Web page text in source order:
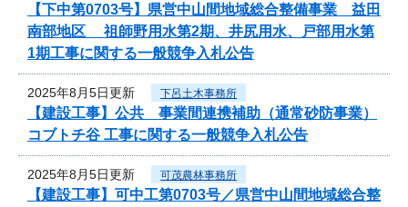
【下中第0703号】県営中山間地域総合整備事業 益田
南部地区 祖師野用水第2期、井尻用水、戸部用水第
1期工事に関する一般競争入札公告
2025年8月5日更新 下呂土木事務所
【建設工事】公共 事業間連携補助（通常砂防事業）
コブトチ谷 工事に関する一般競争入札公告
2025年8月5日更新 可茂農林事務所
【建設工事】可中工第0703号／県営中山間地域総合整